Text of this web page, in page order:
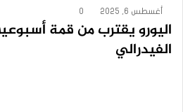
أغسطس 6, 2025 0
اليورو يقترب من قمة
الفيدرالي